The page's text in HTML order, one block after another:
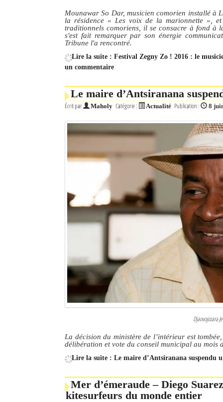
Mounawar So Dar, musicien comorien installé à
la résidence « Les voix de la marionnette »,
traditionnels comoriens, il se consacre à fond à
s'est fait remarquer par son énergie
Tribune l'a rencontré.
Lire la suite : Festival Zegny Zo ! 2016 : le
un commentaire
Le maire d’Antsiranana
Écrit par Maholy Catégorie : Actualité Publication : 8
Djaovojozara
La décision du ministère de l’intérieur est
délibération et vote du conseil municipal au mois
Lire la suite : Le maire d’Antsiranana suspendu
Mer d’émeraude – Diego
kitesurfeurs du monde entier